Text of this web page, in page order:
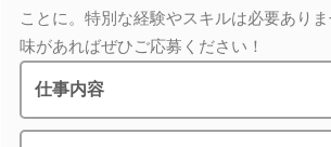
ことに。特別な経験やスキルは必要あり
味があればぜひご応募ください！
仕事内容